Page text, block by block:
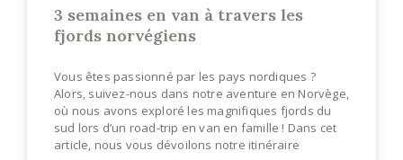
3 semaines en van à travers les
fjords norvégiens
Vous êtes passionné par les pays nordiques ?
Alors, suivez-nous dans notre aventure en Norvège,
où nous avons exploré les magnifiques fjords du
sud lors d’un road-trip en van en famille ! Dans cet
article, nous vous dévoilons notre itinéraire